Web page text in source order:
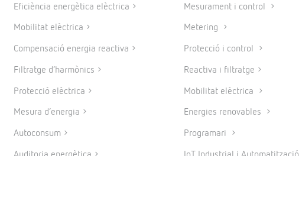
Eficiència energètica elèctrica
Mobilitat elèctrica
Compensació energia reactiva
Filtratge d’harmònics
Protecció elèctrica
Mesura d’energia
Autoconsum
Auditoria energètica
Mesurament i control
Metering
Protecció i control
Reactiva i filtratge
Mobilitat elèctrica
Energies renovables
Programari
IoT Industrial i Automatització